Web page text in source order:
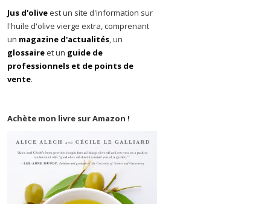
Jus d'oliveest un site d'information sur
l'huile d'olive vierge extra, comprenant
un magazine d'actualités, un
glossaireet un guide de
professionnels et de points de
vente.
Achète mon livre sur Amazon !